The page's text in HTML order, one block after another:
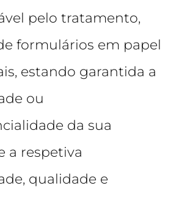
pelo tratamento,
formulários em papel
estando garantida a
ou
da sua
a respetiva
qualidade e